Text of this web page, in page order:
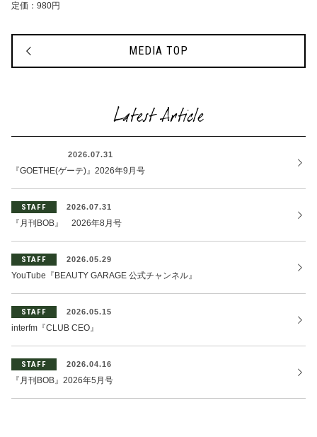
定価：980円
MEDIA TOP
Latest Article
2026.07.31
『GOETHE(ゲーテ)』2026年9月号
STAFF 2026.07.31
『月刊BOB』 2026年8月号
STAFF 2026.05.29
YouTube『BEAUTY GARAGE 公式チャンネル』
STAFF 2026.05.15
interfm『CLUB CEO』
STAFF 2026.04.16
『月刊BOB』2026年5月号